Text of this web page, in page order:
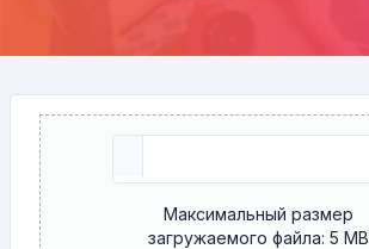
Максимальный размер
загружаемого файла: 5 MB